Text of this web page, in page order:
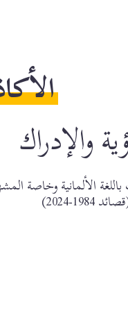
والإدراك
الألمانية وخاصة
2024)